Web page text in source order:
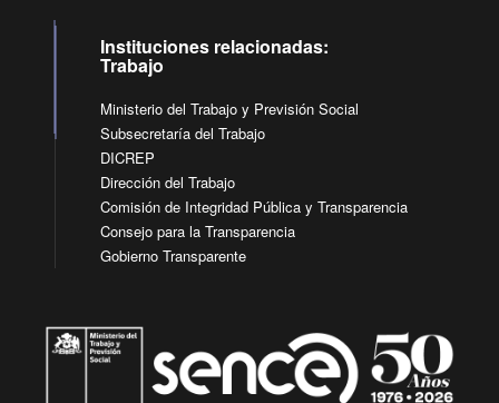
Instituciones relacionadas:
Trabajo
Ministerio del Trabajo y Previsión Social
Subsecretaría del Trabajo
DICREP
Dirección del Trabajo
Comisión de Integridad Pública y Transparencia
Consejo para la Transparencia
Gobierno Transparente